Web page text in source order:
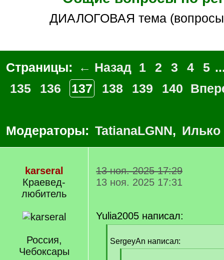
ДИАЛОГОВАЯ тема
Страницы: ← Назад 1 2 3 4 5
135
136 137 138 139 140
Модераторы: TatianaLGNN, Илько
karseral
Краевед-
любитель
Россия,
Чебоксары
13 ноя. 2025 17:29
13 ноя. 2025 17:31
Yulia2005 написал:
q
SergeyAn написал: